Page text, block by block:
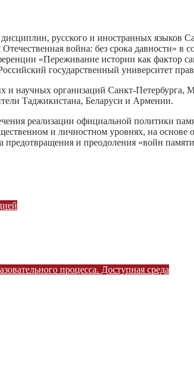
русского и иностранных языков
война: без срока давности»
«Переживание истории как фактор
государственный университет
и научных организаций Санкт-
Таджикистана, Беларуси и Армении.
реализации официальной политики
и личностном уровнях, на
предотвращения и преодоления «войн
процесса. Доступная среда